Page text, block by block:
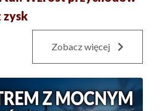
zysk
Zobacz więcej